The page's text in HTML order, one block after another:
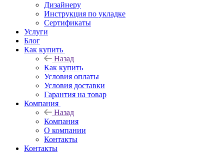
Дизайнеру
Инструкция по укладке
Сертификаты
Услуги
Блог
Как купить
Назад
Как купить
Условия оплаты
Условия доставки
Гарантия на товар
Компания
Назад
Компания
О компании
Контакты
Контакты